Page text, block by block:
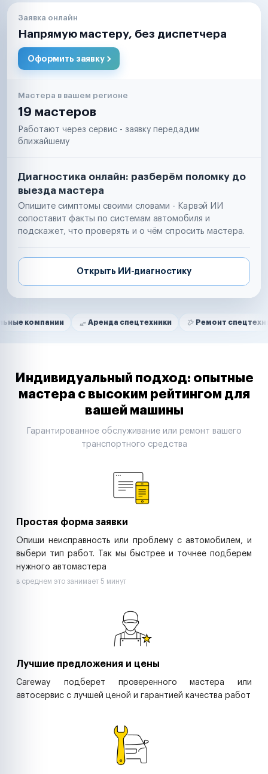
Заявка онлайн
Напрямую мастеру, без диспетчера
Оформить заявку
Мастера в вашем регионе
19 мастеров
Работают через сервис - заявку передадим
ближайшему
Диагностика онлайн: разберём поломку до
выезда мастера
Опишите симптомы своими словами - Карвэй ИИ
сопоставит факты по системам автомобиля и
подскажет, что проверять и о чём спросить мастера.
Открыть ИИ-диагностику
Нам доверяют
Аренда спецтехники Ремонт спецтехники
Маркетплейсы
Таксопарки
Автодилеры
Строительные компании
Аренда спецтехники
Индивидуальный подход: опытные
мастера с высоким рейтингом для
вашей машины
Гарантированное обслуживание или ремонт вашего
транспортного средства
Простая форма заявки
Опиши неисправность или проблему с автомобилем, и
выбери тип работ. Так мы быстрее и точнее подберем
нужного автомастера
в среднем это занимает 5 минут
Лучшие предложения и цены
Careway подберет проверенного мастера или
автосервис с лучшей ценой и гарантией качества работ